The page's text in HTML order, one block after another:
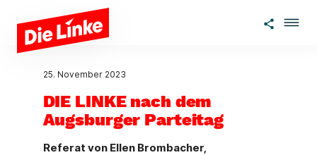
Zum Hauptinhalt springen
25. November 2023
DIE LINKE nach dem
Augsburger Parteitag
Referat von Ellen Brombacher,